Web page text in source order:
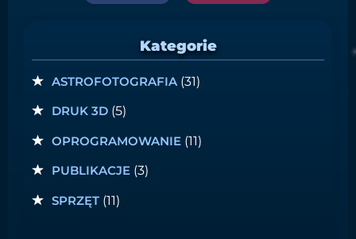
Kategorie
ASTROFOTOGRAFIA (31)
DRUK 3D (5)
OPROGRAMOWANIE (11)
PUBLIKACJE (3)
SPRZĘT (11)